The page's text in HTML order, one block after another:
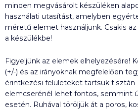
minden megvásárolt készüléken
használati utasítást, amelyben
méretű elemet használjunk. Csakis
a készülékbe!
Figyeljünk az elemek elhelyezésére!
(+/-) és az irányoknak megfelelően
érintkezési felületeket tartsuk tisztán
elemcserénél lehet fontos, semmint
esetén. Ruhával töröljük át a poros,